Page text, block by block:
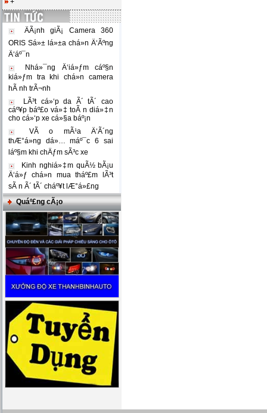
+
ÄÃ¡nh giÃ¡ Camera 360
ORIS Sá»± lá»±a chá»n Ä‘Ãºng
Ä‘áº¯n
Nhá»¯ng Ä‘iá»ƒm cáº§n
kiá»ƒm tra khi chá»n camera
hÃ nh trÃ¬nh
LÃ³t cá»‘p da Ã´ tÃ´ cao
cáº¥p báº£o vá»‡ toÃ n diá»‡n
cho cá»‘p xe cá»§a báº¡n
VÃ o mÃ¹a Ä‘Ã´ng
thÆ°á»ng dá»… máº¯c 6 sai
láº§m khi chÄƒm sÃ³c xe
Kinh nghiá»‡m quÃ½ bÃ¡u
Ä‘á»ƒ chá»n mua tháº£m lÃ³t
sÃ n Ã´ tÃ´ cháº¥t lÆ°á»£ng
Quáº£ng cÃ¡o